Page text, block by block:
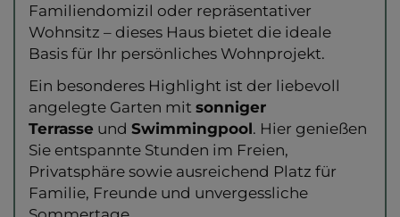
Familiendomizil oder repräsentativer
Wohnsitz – dieses Haus bietet die ideale
Basis für Ihr persönliches Wohnprojekt.
Ein besonderes Highlight ist der liebevoll
angelegte Garten mit sonniger
Terrasse und Swimmingpool. Hier genießen
Sie entspannte Stunden im Freien,
Privatsphäre sowie ausreichend Platz für
Familie, Freunde und unvergessliche